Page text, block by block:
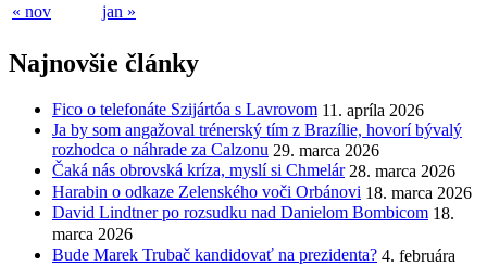
« nov jan »
Najnovšie články
Fico o telefonáte Szijártóa s Lavrovom 11. apríla 2026
Ja by som angažoval trénerský tím z Brazílie, hovorí bývalý
rozhodca o náhrade za Calzonu 29. marca 2026
Čaká nás obrovská kríza, myslí si Chmelár 28. marca 2026
Harabin o odkaze Zelenského voči Orbánovi 18. marca 2026
David Lindtner po rozsudku nad Danielom Bombicom 18.
marca 2026
Bude Marek Trubač kandidovať na prezidenta? 4. februára